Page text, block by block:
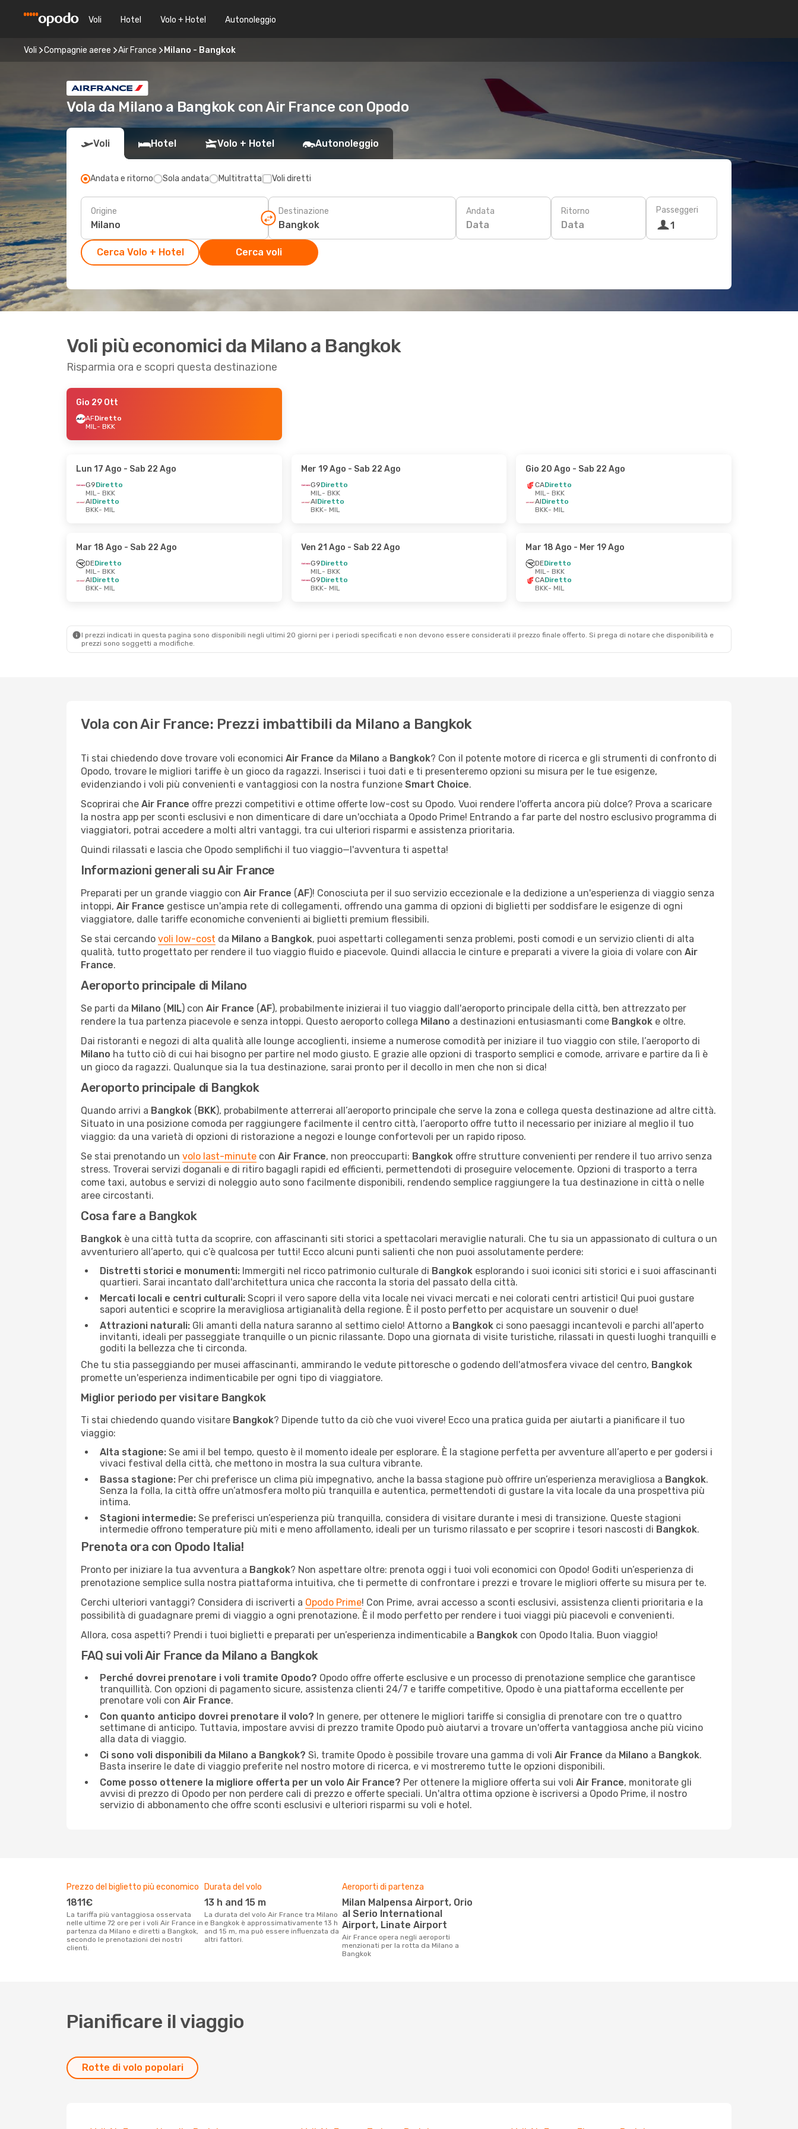
Voli Hotel Volo + Hotel Autonoleggio
Voli Compagnie aeree Air France Milano - Bangkok
Vola da Milano a Bangkok con Air France con Opodo
Voli Hotel Volo + Hotel Autonoleggio
Andata e ritorno Sola andata Multitratta Voli diretti
Origine Destinazione Andata
Data
Ritorno
Data
Passeggeri
1
Cerca Volo + Hotel Cerca voli
Voli più economici da Milano a Bangkok
Risparmia ora e scopri questa destinazione
Gio 29 Ott
AFDiretto
MIL- BKK
Lun 17 Ago - Sab 22 Ago
G9Diretto
MIL- BKK
AIDiretto
BKK- MIL
Mer 19 Ago - Sab 22 Ago
G9Diretto
MIL- BKK
AIDiretto
BKK- MIL
Gio 20 Ago - Sab 22 Ago
CADiretto
MIL- BKK
AIDiretto
BKK- MIL
Mar 18 Ago - Sab 22 Ago
DEDiretto
MIL- BKK
AIDiretto
BKK- MIL
Ven 21 Ago - Sab 22 Ago
G9Diretto
MIL- BKK
G9Diretto
BKK- MIL
Mar 18 Ago - Mer 19 Ago
DEDiretto
MIL- BKK
CADiretto
BKK- MIL
I prezzi indicati in questa pagina sono disponibili negli ultimi 20 giorni per i periodi specificati e non devono essere considerati il ​​prezzo finale offerto. Si prega di notare che disponibilità e
prezzi sono soggetti a modifiche.
Vola con Air France: Prezzi imbattibili da Milano a Bangkok
Ti stai chiedendo dove trovare voli economici Air France da Milano a Bangkok? Con il potente motore di ricerca e gli strumenti di confronto di
Opodo, trovare le migliori tariffe è un gioco da ragazzi. Inserisci i tuoi dati e ti presenteremo opzioni su misura per le tue esigenze,
evidenziando i voli più convenienti e vantaggiosi con la nostra funzione Smart Choice.
Scoprirai che Air France offre prezzi competitivi e ottime offerte low-cost su Opodo. Vuoi rendere l'offerta ancora più dolce? Prova a scaricare
la nostra app per sconti esclusivi e non dimenticare di dare un'occhiata a Opodo Prime! Entrando a far parte del nostro esclusivo programma di
viaggiatori, potrai accedere a molti altri vantaggi, tra cui ulteriori risparmi e assistenza prioritaria.
Quindi rilassati e lascia che Opodo semplifichi il tuo viaggio—l'avventura ti aspetta!
Informazioni generali su Air France
Preparati per un grande viaggio con Air France (AF)! Conosciuta per il suo servizio eccezionale e la dedizione a un'esperienza di viaggio senza
intoppi, Air France gestisce un'ampia rete di collegamenti, offrendo una gamma di opzioni di biglietti per soddisfare le esigenze di ogni
viaggiatore, dalle tariffe economiche convenienti ai biglietti premium flessibili.
Se stai cercando voli low-cost da Milano a Bangkok, puoi aspettarti collegamenti senza problemi, posti comodi e un servizio clienti di alta
qualità, tutto progettato per rendere il tuo viaggio fluido e piacevole. Quindi allaccia le cinture e preparati a vivere la gioia di volare con Air
France.
Aeroporto principale di Milano
Se parti da Milano (MIL) con Air France (AF), probabilmente inizierai il tuo viaggio dall'aeroporto principale della città, ben attrezzato per
rendere la tua partenza piacevole e senza intoppi. Questo aeroporto collega Milano a destinazioni entusiasmanti come Bangkok e oltre.
Dai ristoranti e negozi di alta qualità alle lounge accoglienti, insieme a numerose comodità per iniziare il tuo viaggio con stile, l’aeroporto di
Milano ha tutto ciò di cui hai bisogno per partire nel modo giusto. E grazie alle opzioni di trasporto semplici e comode, arrivare e partire da lì è
un gioco da ragazzi. Qualunque sia la tua destinazione, sarai pronto per il decollo in men che non si dica!
Aeroporto principale di Bangkok
Quando arrivi a Bangkok (BKK), probabilmente atterrerai all’aeroporto principale che serve la zona e collega questa destinazione ad altre città.
Situato in una posizione comoda per raggiungere facilmente il centro città, l’aeroporto offre tutto il necessario per iniziare al meglio il tuo
viaggio: da una varietà di opzioni di ristorazione a negozi e lounge confortevoli per un rapido riposo.
Se stai prenotando un volo last-minute con Air France, non preoccuparti: Bangkok offre strutture convenienti per rendere il tuo arrivo senza
stress. Troverai servizi doganali e di ritiro bagagli rapidi ed efficienti, permettendoti di proseguire velocemente. Opzioni di trasporto a terra
come taxi, autobus e servizi di noleggio auto sono facilmente disponibili, rendendo semplice raggiungere la tua destinazione in città o nelle
aree circostanti.
Cosa fare a Bangkok
Bangkok è una città tutta da scoprire, con affascinanti siti storici a spettacolari meraviglie naturali. Che tu sia un appassionato di cultura o un
avventuriero all’aperto, qui c’è qualcosa per tutti! Ecco alcuni punti salienti che non puoi assolutamente perdere:
Distretti storici e monumenti: Immergiti nel ricco patrimonio culturale di Bangkok esplorando i suoi iconici siti storici e i suoi affascinanti
quartieri. Sarai incantato dall'architettura unica che racconta la storia del passato della città.
Mercati locali e centri culturali: Scopri il vero sapore della vita locale nei vivaci mercati e nei colorati centri artistici! Qui puoi gustare
sapori autentici e scoprire la meravigliosa artigianalità della regione. È il posto perfetto per acquistare un souvenir o due!
Attrazioni naturali: Gli amanti della natura saranno al settimo cielo! Attorno a Bangkok ci sono paesaggi incantevoli e parchi all'aperto
invitanti, ideali per passeggiate tranquille o un picnic rilassante. Dopo una giornata di visite turistiche, rilassati in questi luoghi tranquilli e
goditi la bellezza che ti circonda.
Che tu stia passeggiando per musei affascinanti, ammirando le vedute pittoresche o godendo dell'atmosfera vivace del centro, Bangkok
promette un'esperienza indimenticabile per ogni tipo di viaggiatore.
Miglior periodo per visitare Bangkok
Ti stai chiedendo quando visitare Bangkok? Dipende tutto da ciò che vuoi vivere! Ecco una pratica guida per aiutarti a pianificare il tuo
viaggio:
Alta stagione: Se ami il bel tempo, questo è il momento ideale per esplorare. È la stagione perfetta per avventure all’aperto e per godersi i
vivaci festival della città, che mettono in mostra la sua cultura vibrante.
Bassa stagione: Per chi preferisce un clima più impegnativo, anche la bassa stagione può offrire un’esperienza meravigliosa a Bangkok.
Senza la folla, la città offre un’atmosfera molto più tranquilla e autentica, permettendoti di gustare la vita locale da una prospettiva più
intima.
Stagioni intermedie: Se preferisci un’esperienza più tranquilla, considera di visitare durante i mesi di transizione. Queste stagioni
intermedie offrono temperature più miti e meno affollamento, ideali per un turismo rilassato e per scoprire i tesori nascosti di Bangkok.
Prenota ora con Opodo Italia!
Pronto per iniziare la tua avventura a Bangkok? Non aspettare oltre: prenota oggi i tuoi voli economici con Opodo! Goditi un’esperienza di
prenotazione semplice sulla nostra piattaforma intuitiva, che ti permette di confrontare i prezzi e trovare le migliori offerte su misura per te.
Cerchi ulteriori vantaggi? Considera di iscriverti a Opodo Prime! Con Prime, avrai accesso a sconti esclusivi, assistenza clienti prioritaria e la
possibilità di guadagnare premi di viaggio a ogni prenotazione. È il modo perfetto per rendere i tuoi viaggi più piacevoli e convenienti.
Allora, cosa aspetti? Prendi i tuoi biglietti e preparati per un’esperienza indimenticabile a Bangkok con Opodo Italia. Buon viaggio!
FAQ sui voli Air France da Milano a Bangkok
Perché dovrei prenotare i voli tramite Opodo? Opodo offre offerte esclusive e un processo di prenotazione semplice che garantisce
tranquillità. Con opzioni di pagamento sicure, assistenza clienti 24/7 e tariffe competitive, Opodo è una piattaforma eccellente per
prenotare voli con Air France.
Con quanto anticipo dovrei prenotare il volo? In genere, per ottenere le migliori tariffe si consiglia di prenotare con tre o quattro
settimane di anticipo. Tuttavia, impostare avvisi di prezzo tramite Opodo può aiutarvi a trovare un'offerta vantaggiosa anche più vicino
alla data di viaggio.
Ci sono voli disponibili da Milano a Bangkok? Sì, tramite Opodo è possibile trovare una gamma di voli Air France da Milano a Bangkok.
Basta inserire le date di viaggio preferite nel nostro motore di ricerca, e vi mostreremo tutte le opzioni disponibili.
Come posso ottenere la migliore offerta per un volo Air France? Per ottenere la migliore offerta sui voli Air France, monitorate gli
avvisi di prezzo di Opodo per non perdere cali di prezzo e offerte speciali. Un'altra ottima opzione è iscriversi a Opodo Prime, il nostro
servizio di abbonamento che offre sconti esclusivi e ulteriori risparmi su voli e hotel.
Prezzo del biglietto più economico
1811€
La tariffa più vantaggiosa osservata
nelle ultime 72 ore per i voli Air France in
partenza da Milano e diretti a Bangkok,
secondo le prenotazioni dei nostri
clienti.
Durata del volo
13 h and 15 m
La durata del volo Air France tra Milano
e Bangkok è approssimativamente 13 h
and 15 m, ma può essere influenzata da
altri fattori.
Aeroporti di partenza
Milan Malpensa Airport, Orio
al Serio International
Airport, Linate Airport
Air France opera negli aeroporti
menzionati per la rotta da Milano a
Bangkok
Pianificare il viaggio
Rotte di volo popolari